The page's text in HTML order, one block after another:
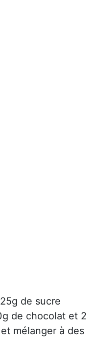
de sucre
de chocolat et 2
mélanger à des